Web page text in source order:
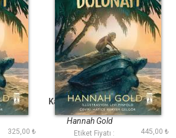
325,00 ₺
Kaplumbağa Dolunayı
Ciltli Şömizli
Hannah Gold
Etiket Fiyatı : 445,00 ₺